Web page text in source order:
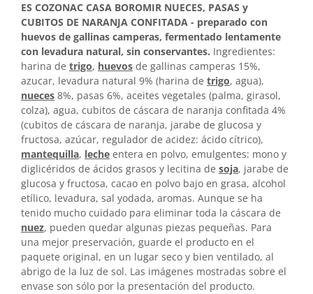
ES COZONAC CASA BOROMIR NUECES, PASAS y
CUBITOS DE NARANJA CONFITADA - preparado con
huevos de gallinas camperas, fermentado lentamente
con levadura natural, sin conservantes. Ingredientes:
harina de trigo, huevos de gallinas camperas 15%,
azucar, levadura natural 9% (harina de trigo, agua),
nueces 8%, pasas 6%, aceites vegetales (palma, girasol,
colza), agua, cubitos de cáscara de naranja confitada 4%
(cubitos de cáscara de naranja, jarabe de glucosa y
fructosa, azúcar, regulador de acidez: ácido cítrico),
mantequilla, leche entera en polvo, emulgentes: mono y
diglicéridos de ácidos grasos y lecitina de soja, jarabe de
glucosa y fructosa, cacao en polvo bajo en grasa, alcohol
etílico, levadura, sal yodada, aromas. Aunque se ha
tenido mucho cuidado para eliminar toda la cáscara de
nuez, pueden quedar algunas piezas pequeñas. Para
una mejor preservación, guarde el producto en el
paquete original, en un lugar seco y bien ventilado, al
abrigo de la luz de sol. Las imágenes mostradas sobre el
envase son sólo por la presentación del producto.